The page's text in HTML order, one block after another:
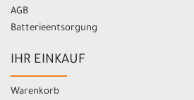
AGB
Batterieentsorgung
IHR EINKAUF
Warenkorb